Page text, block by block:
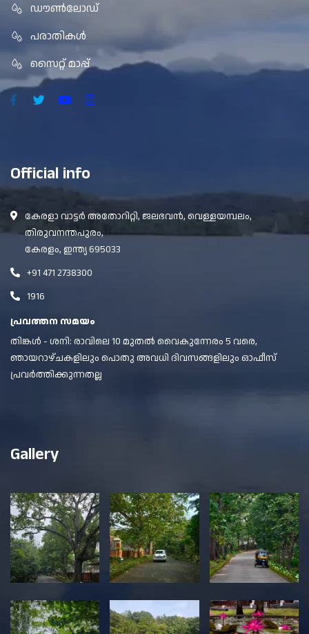
ഡൗൺലോഡ്
പരാതികൾ
സൈറ്റ് മാപ്പ്
Official info
കേരളാ വാട്ടർ അതോറിറ്റി, ജലഭവൻ, വെള്ളയമ്പലം,
തിരുവനന്തപുരം,
കേരളം, ഇന്ത്യ 695033
+91 471 2738300
1916
പ്രവത്തന സമയം
തിങ്കൾ - ശനി: രാവിലെ 10 മുതൽ വൈകുന്നേരം 5 വരെ,
ഞായറാഴ്ചകളിലും പൊതു അവധി ദിവസങ്ങളിലും ഓഫീസ്
പ്രവർത്തിക്കുന്നതല്ല
Gallery